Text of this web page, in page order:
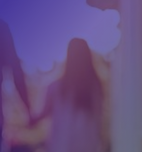
seulement une question de
tranquillité d’esprit au quotidien
Dans cet article, on vous guide
identifier
les faiblesses de votre
identifier
améliorer sa résistance et la
maison ou appartement.